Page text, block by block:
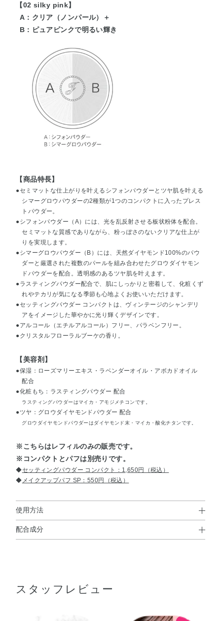
【02 silky pink】
A：クリア（ノンパール）＋
B：ピュアピンクで明るい輝き
【商品特長】
●セミマットな仕上がりを叶えるシフォンパウダーとツヤ肌を叶える
シマーグロウパウダーの2種類が1つのコンパクトに入ったプレス
トパウダー。
●シフォンパウダー（A）には、光を乱反射させる板状粉体を配合。
セミマットな質感でありながら、粉っぽさのないクリアな仕上が
りを実現します。
●シマーグロウパウダー（B）には、天然ダイヤモンド100%のパウ
ダーと厳選された複数のパールを組み合わせたグロウダイヤモン
ドパウダーを配合。透明感のあるツヤ肌を叶えます。
●ラスティングパウダー配合で、肌にしっかりと密着して、化粧くず
れやテカリが気になる季節も心地よくお使いいただけます。
●セッティングパウダー コンパクトは、ヴィンテージのシャンデリ
アをイメージした華やかに光り輝くデザインです。
●アルコール（エチルアルコール）フリー、パラベンフリー。
●クリスタルフローラルブーケの香り。
【美容剤】
●保湿：ローズマリーエキス・ラベンダーオイル・アボカドオイル
配合
●化粧もち：ラスティングパウダー 配合
ラスティングパウダーはマイカ・アモジメチコンです。
●ツヤ：グロウダイヤモンドパウダー 配合
グロウダイヤモンドパウダーはダイヤモンド末・マイカ・酸化チタンです。
※こちらはレフィルのみの販売です。
※コンパクトとパフは別売りです。
◆セッティングパウダー コンパクト：1,650円（税込）
◆ メイクアップパフ SP：550円（税込）
使用方法
使用方法
えたい部分にはBを重ねます。AとBを混ぜてもご使用いただけま
す。
配合成分
ラデカノール・シリカ・アボカド油・アンズ核油・トコフ
スタッフレビュー